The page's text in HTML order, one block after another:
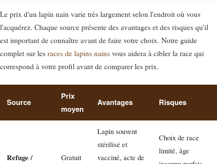
Le prix d'un lapin nain varie très largement selon l'endroit où vous
l'acquérez. Chaque source présente des avantages et des risques qu'il
est important de connaître avant de faire votre choix. Notre guide
complet sur les races de lapins nains vous aidera à cibler la race qui
correspond à votre profil avant de comparer les prix.
Source
Prix
moyen
Avantages Risques
Refuge /
Gratuit
Lapin souvent
stérilisé et
vacciné, acte de
Choix de race
limité, âge